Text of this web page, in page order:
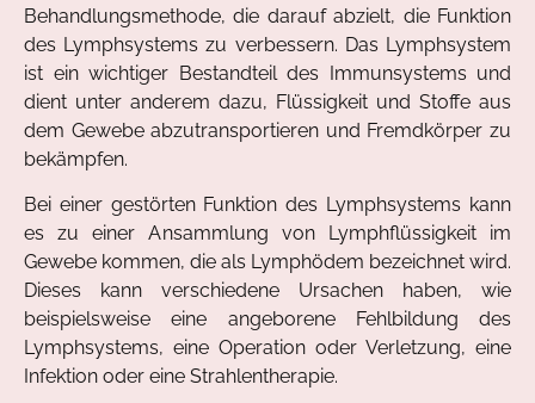
Behandlungsmethode, die darauf abzielt, die Funktion
des Lymphsystems zu verbessern. Das Lymphsystem
ist ein wichtiger Bestandteil des Immunsystems und
dient unter anderem dazu, Flüssigkeit und Stoffe aus
dem Gewebe abzutransportieren und Fremdkörper zu
bekämpfen.
Bei einer gestörten Funktion des Lymphsystems kann
es zu einer Ansammlung von Lymphflüssigkeit im
Gewebe kommen, die als Lymphödem bezeichnet wird.
Dieses kann verschiedene Ursachen haben, wie
beispielsweise eine angeborene Fehlbildung des
Lymphsystems, eine Operation oder Verletzung, eine
Infektion oder eine Strahlentherapie.